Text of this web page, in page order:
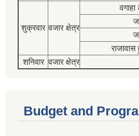
शुक्रवार वजार क्षेत्र
शनिवार वजार क्षेत्र
Budget and